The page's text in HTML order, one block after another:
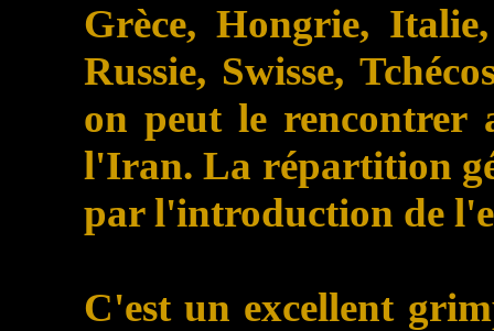
Grèce, Hongrie,
Russie, Swisse,
on peut le rencontrer
l'Iran. La répartition
par l'introduction de
C'est un excellent